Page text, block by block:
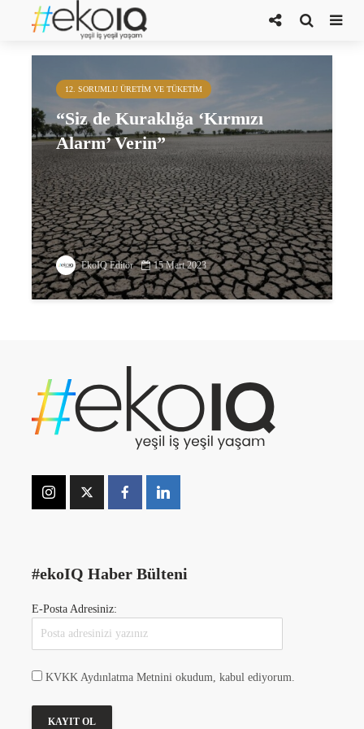
Can suyu projesi
12. SORUMLU ÜRETIM VE TÜKETIM
“Siz de Kuraklığa ‘Kırmızı
Alarm’ Verin”
EkoIQ Editör 15 Mart 2023
#ekoIQ Haber Bülteni
E-Posta Adresiniz:
KVKK Aydınlatma Metnini okudum, kabul ediyorum.